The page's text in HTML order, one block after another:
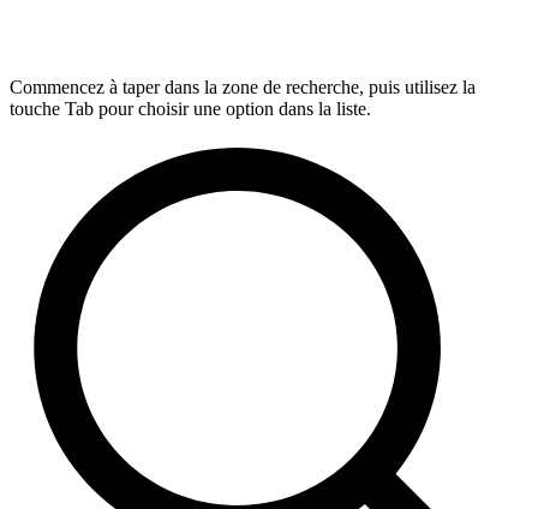
Commencez à taper dans la zone de recherche, puis utilisez la
touche Tab pour choisir une option dans la liste.